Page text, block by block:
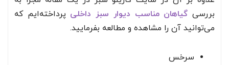
بررسی گیاهان مناسب دیوار سبز داخلی پرداخته‌ایم که
می‌توانید آن را مشاهده و مطالعه بفرمایید.
سرخس